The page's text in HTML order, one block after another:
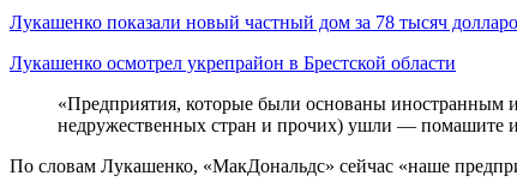
Лукашенко показали новый частный дом за 78 тысяч
Лукашенко осмотрел укрепрайон в Брестской области
«Предприятия, которые были основаны иностранным
недружественных стран и прочих) ушли — помашите
По словам Лукашенко, «МакДональдс» сейчас «наше